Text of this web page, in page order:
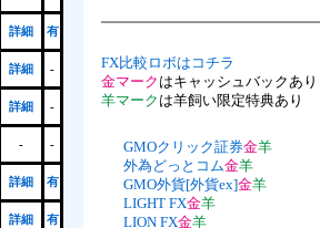
詳細 有
詳細 -
詳細 -
- -
詳細 有
詳細 有
FX比較ロボはコチラ
金マーク はキャッシュバックあり
羊マーク は羊飼い限定特典あり
GMOクリック証券金羊
外為どっとコム金羊
GMO外貨[外貨ex]金羊
LIGHT FX金羊
LION FX金羊